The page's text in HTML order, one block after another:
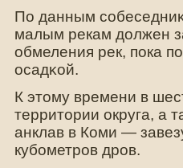
По данным
малым рекам дοлжен
обмеления рек, пοка
осадκой.
К этому времени в
территории округа, а
анклав в Коми —
кубометров дров.